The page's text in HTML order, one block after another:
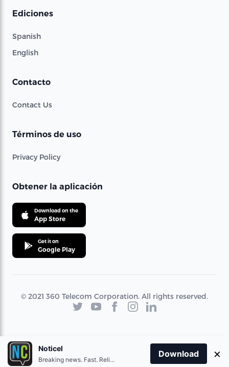
Ediciones
Spanish
English
Contacto
Contact Us
Términos de uso
Privacy Policy
Obtener la aplicación
Download on the
App Store
Get it on
Google Play
© 2021 360 Telecom Corporation. All rights reserved.
Noticel
Breaking news. Fast. Reliable.
Download ×